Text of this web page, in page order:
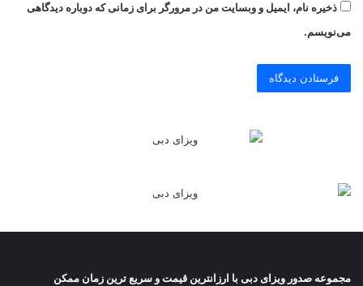
ذخیره نام، ایمیل و وبسایت من در مرورگر برای زمانی که دوباره دیدگاهی
می‌نویسم.
مجموعه صدور ویزای دبی با ارزانترین قیمت و سریع ترین زمان ممکن